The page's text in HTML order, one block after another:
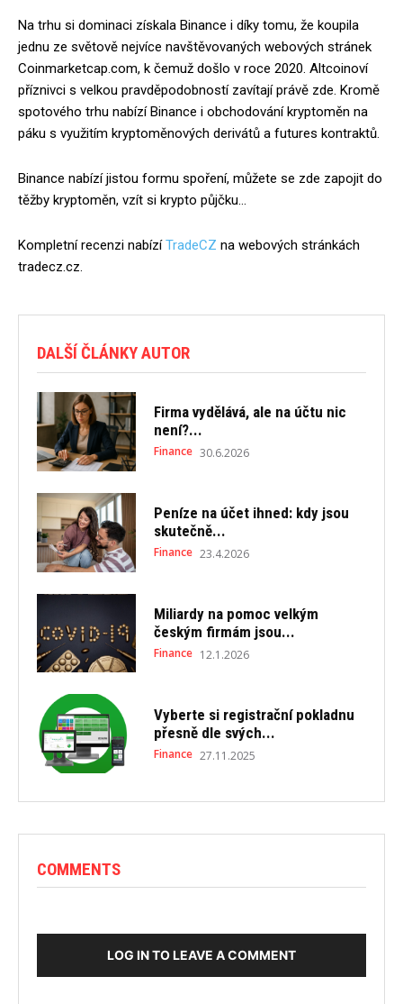
Na trhu si dominaci získala Binance i díky tomu, že koupila
jednu ze světově nejvíce navštěvovaných webových stránek
Coinmarketcap.com, k čemuž došlo v roce 2020. Altcoinoví
příznivci s velkou pravděpodobností zavítají právě zde. Kromě
spotového trhu nabízí Binance i obchodování kryptoměn na
páku s využitím kryptoměnových derivátů a futures kontraktů.
Binance nabízí jistou formu spoření, můžete se zde zapojit do
těžby kryptoměn, vzít si krypto půjčku…
Kompletní recenzi nabízíTradeCZ na webových stránkách
tradecz.cz.
DALŠÍ ČLÁNKY AUTOR
Firma vydělává, ale na účtu nic
není?...
Finance 30.6.2026
Peníze na účet ihned: kdy jsou
skutečně...
Finance 23.4.2026
Miliardy na pomoc velkým
českým firmám jsou...
Finance 12.1.2026
Vyberte si registrační pokladnu
přesně dle svých...
Finance 27.11.2025
COMMENTS
LOG IN TO LEAVE A COMMENT